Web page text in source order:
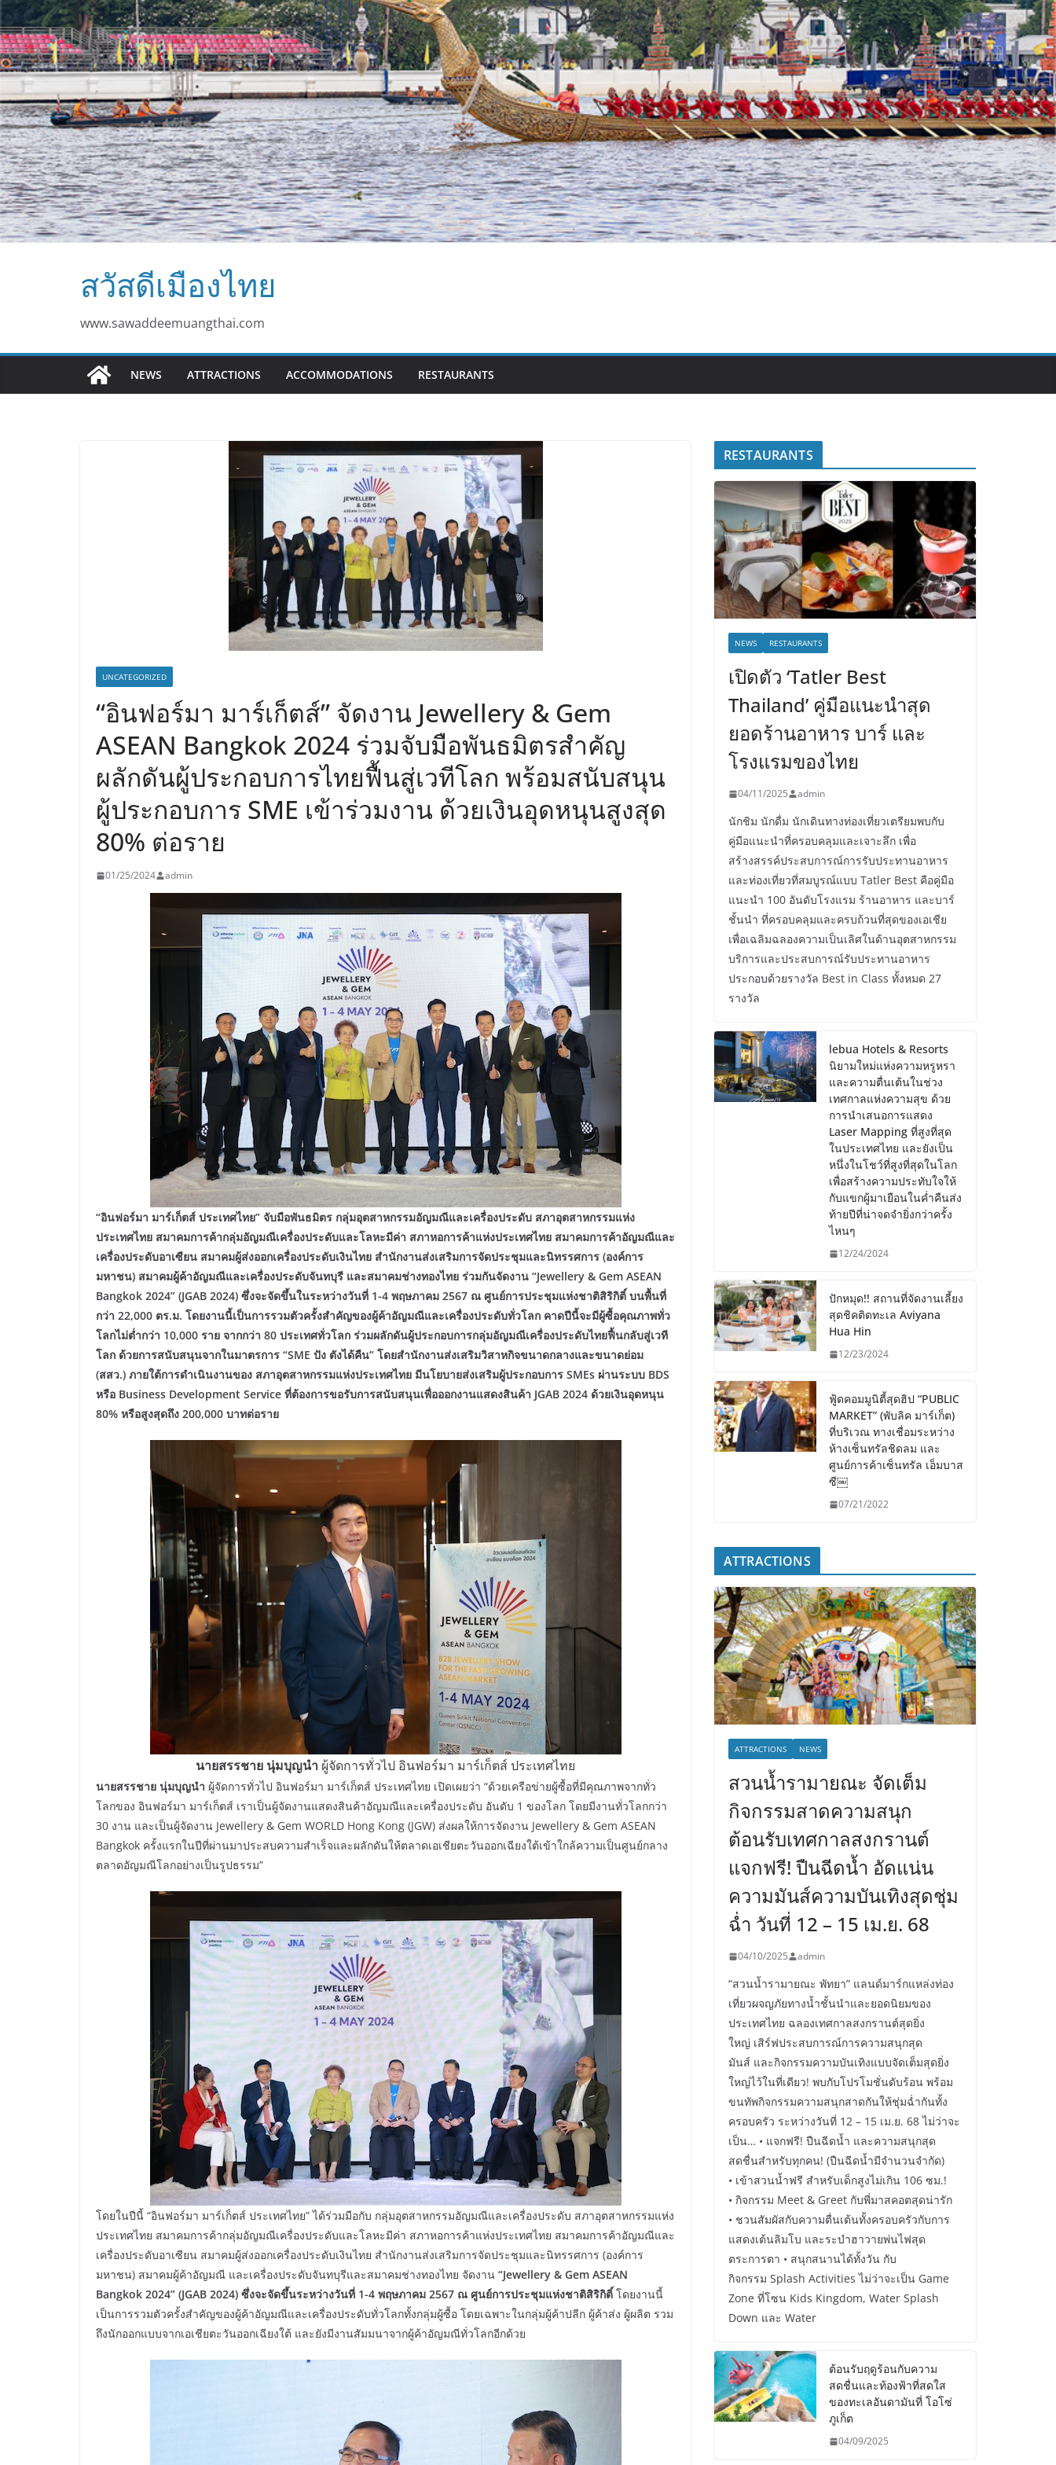
สวัสดีเมืองไทย
www.sawaddeemuangthai.com
NEWS ATTRACTIONS ACCOMMODATIONS RESTAURANTS
UNCATEGORIZED
“อินฟอร์มา มาร์เก็ตส์” จัดงาน Jewellery & Gem
ASEAN Bangkok 2024 ร่วมจับมือพันธมิตรสำคัญ
ผลักดันผู้ประกอบการไทยฟื้นสู่เวทีโลก พร้อมสนับสนุน
ผู้ประกอบการ SME เข้าร่วมงาน ด้วยเงินอุดหนุนสูงสุด
80% ต่อราย
01/25/2024 admin
“อินฟอร์มา มาร์เก็ตส์ ประเทศไทย” จับมือพันธมิตร กลุ่มอุตสาหกรรมอัญมณีและเครื่องประดับ สภาอุตสาหกรรมแห่ง
ประเทศไทย สมาคมการค้ากลุ่มอัญมณีเครื่องประดับและโลหะมีค่า สภาหอการค้าแห่งประเทศไทย สมาคมการค้าอัญมณีและ
เครื่องประดับอาเซียน สมาคมผู้ส่งออกเครื่องประดับเงินไทย สำนักงานส่งเสริมการจัดประชุมและนิทรรศการ (องค์การ
มหาชน) สมาคมผู้ค้าอัญมณีและเครื่องประดับจันทบุรี และสมาคมช่างทองไทย ร่วมกันจัดงาน “Jewellery & Gem ASEAN
Bangkok 2024” (JGAB 2024) ซึ่งจะจัดขึ้นในระหว่างวันที่ 1-4 พฤษภาคม 2567 ณ ศูนย์การประชุมแห่งชาติสิริกิติ์ บนพื้นที่
กว่า 22,000 ตร.ม. โดยงานนี้เป็นการรวมตัวครั้งสำคัญของผู้ค้าอัญมณีและเครื่องประดับทั่วโลก คาดปีนี้จะมีผู้ซื้อคุณภาพทั่ว
โลกไม่ต่ำกว่า 10,000 ราย จากกว่า 80 ประเทศทั่วโลก ร่วมผลักดันผู้ประกอบการกลุ่มอัญมณีเครื่องประดับไทยฟื้นกลับสู่เวที
โลก ด้วยการสนับสนุนจากในมาตรการ “SME ปัง ตังได้คืน” โดยสำนักงานส่งเสริมวิสาหกิจขนาดกลางและขนาดย่อม
(สสว.) ภายใต้การดำเนินงานของ สภาอุตสาหกรรมแห่งประเทศไทย มีนโยบายส่งเสริมผู้ประกอบการ SMEs ผ่านระบบ BDS
หรือ Business Development Service ที่ต้องการขอรับการสนับสนุนเพื่อออกงานแสดงสินค้า JGAB 2024 ด้วยเงินอุดหนุน
80% หรือสูงสุดถึง 200,000 บาทต่อราย
นายสรรชาย นุ่มบุญนำ ผู้จัดการทั่วไป อินฟอร์มา มาร์เก็ตส์ ประเทศไทย
นายสรรชาย นุ่มบุญนำ ผู้จัดการทั่วไป อินฟอร์มา มาร์เก็ตส์ ประเทศไทย เปิดเผยว่า “ด้วยเครือข่ายผู้ซื้อที่มีคุณภาพจากทั่ว
โลกของ อินฟอร์มา มาร์เก็ตส์ เราเป็นผู้จัดงานแสดงสินค้าอัญมณีและเครื่องประดับ อันดับ 1 ของโลก โดยมีงานทั่วโลกกว่า
30 งาน และเป็นผู้จัดงาน Jewellery & Gem WORLD Hong Kong (JGW) ส่งผลให้การจัดงาน Jewellery & Gem ASEAN
Bangkok ครั้งแรกในปีที่ผ่านมาประสบความสำเร็จและผลักดันให้ตลาดเอเชียตะวันออกเฉียงใต้เข้าใกล้ความเป็นศูนย์กลาง
ตลาดอัญมณีโลกอย่างเป็นรูปธรรม”
โดยในปีนี้ “อินฟอร์มา มาร์เก็ตส์ ประเทศไทย” ได้ร่วมมือกับ กลุ่มอุตสาหกรรมอัญมณีและเครื่องประดับ สภาอุตสาหกรรมแห่ง
ประเทศไทย สมาคมการค้ากลุ่มอัญมณีเครื่องประดับและโลหะมีค่า สภาหอการค้าแห่งประเทศไทย สมาคมการค้าอัญมณีและ
เครื่องประดับอาเซียน สมาคมผู้ส่งออกเครื่องประดับเงินไทย สำนักงานส่งเสริมการจัดประชุมและนิทรรศการ (องค์การ
มหาชน) สมาคมผู้ค้าอัญมณี และเครื่องประดับจันทบุรีและสมาคมช่างทองไทย จัดงาน “Jewellery & Gem ASEAN
Bangkok 2024” (JGAB 2024) ซึ่งจะจัดขึ้นระหว่างวันที่ 1-4 พฤษภาคม 2567 ณ ศูนย์การประชุมแห่งชาติสิริกิติ์ โดยงานนี้
เป็นการรวมตัวครั้งสำคัญของผู้ค้าอัญมณีและเครื่องประดับทั่วโลกทั้งกลุ่มผู้ซื้อ โดยเฉพาะในกลุ่มผู้ค้าปลีก ผู้ค้าส่ง ผู้ผลิต รวม
ถึงนักออกแบบจากเอเชียตะวันออกเฉียงใต้ และยังมีงานสัมมนาจากผู้ค้าอัญมณีทั่วโลกอีกด้วย
RESTAURANTS
NEWS RESTAURANTS
เปิดตัว ‘Tatler Best
Thailand’ คู่มือแนะนำสุด
ยอดร้านอาหาร บาร์ และ
โรงแรมของไทย
04/11/2025 admin
นักชิม นักดื่ม นักเดินทางท่องเที่ยวเตรียมพบกับ
คู่มือแนะนำที่ครอบคลุมและเจาะลึก เพื่อ
สร้างสรรค์ประสบการณ์การรับประทานอาหาร
และท่องเที่ยวที่สมบูรณ์แบบ Tatler Best คือคู่มือ
แนะนำ 100 อันดับโรงแรม ร้านอาหาร และบาร์
ชั้นนำ ที่ครอบคลุมและครบถ้วนที่สุดของเอเชีย
เพื่อเฉลิมฉลองความเป็นเลิศในด้านอุตสาหกรรม
บริการและประสบการณ์รับประทานอาหาร
ประกอบด้วยรางวัล Best in Class ทั้งหมด 27
รางวัล
lebua Hotels & Resorts
นิยามใหม่แห่งความหรูหรา
และความตื่นเต้นในช่วง
เทศกาลแห่งความสุข ด้วย
การนำเสนอการแสดง
Laser Mapping ที่สูงที่สุด
ในประเทศไทย และยังเป็น
หนึ่งในโชว์ที่สูงที่สุดในโลก
เพื่อสร้างความประทับใจให้
กับแขกผู้มาเยือนในค่ำคืนส่ง
ท้ายปีที่น่าจดจำยิ่งกว่าครั้ง
ไหนๆ
12/24/2024
ปักหมุด!! สถานที่จัดงานเลี้ยง
สุดชิคติดทะเล Aviyana
Hua Hin
12/23/2024
ฟู้ดคอมมูนิตี้สุดฮิป “PUBLIC
MARKET” (พับลิค มาร์เก็ต)
ที่บริเวณ ทางเชื่อมระหว่าง
ห้างเซ็นทรัลชิดลม และ
ศูนย์การค้าเซ็นทรัล เอ็มบาส
ซี￼
07/21/2022
ATTRACTIONS
ATTRACTIONS NEWS
สวนน้ำรามายณะ จัดเต็ม
กิจกรรมสาดความสนุก
ต้อนรับเทศกาลสงกรานต์
แจกฟรี! ปืนฉีดน้ำ อัดแน่น
ความมันส์ความบันเทิงสุดชุ่ม
ฉ่ำ วันที่ 12 – 15 เม.ย. 68
04/10/2025 admin
“สวนน้ำรามายณะ พัทยา” แลนด์มาร์กแหล่งท่อง
เที่ยวผจญภัยทางน้ำชั้นนำและยอดนิยมของ
ประเทศไทย ฉลองเทศกาลสงกรานต์สุดยิ่ง
ใหญ่ เสิร์ฟประสบการณ์การความสนุกสุด
มันส์ และกิจกรรมความบันเทิงแบบจัดเต็มสุดยิ่ง
ใหญ่ไว้ในที่เดียว! พบกับโปรโมชั่นดับร้อน พร้อม
ขนทัพกิจกรรมความสนุกสาดกันให้ชุ่มฉ่ำกันทั้ง
ครอบครัว ระหว่างวันที่ 12 – 15 เม.ย. 68 ไม่ว่าจะ
เป็น… • แจกฟรี! ปืนฉีดน้ำ และความสนุกสุด
สดชื่นสำหรับทุกคน! (ปืนฉีดน้ำมีจำนวนจำกัด)
• เข้าสวนน้ำฟรี สำหรับเด็กสูงไม่เกิน 106 ซม.!
• กิจกรรม Meet & Greet กับพี่มาสคอตสุดน่ารัก
• ชวนสัมผัสกับความตื่นเต้นทั้งครอบครัวกับการ
แสดงเต้นลิมโบ และระบำฮาวายพ่นไฟสุด
ตระการตา • สนุกสนานได้ทั้งวัน กับ
กิจกรรม Splash Activities ไม่ว่าจะเป็น Game
Zone ที่โซน Kids Kingdom, Water Splash
Down และ Water
ต้อนรับฤดูร้อนกับความ
สดชื่นและท้องฟ้าที่สดใส
ของทะเลอันดามันที่ โอโซ่
ภูเก็ต
04/09/2025